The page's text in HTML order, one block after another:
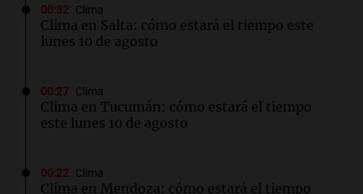
00:32 Clima
Clima en Salta: cómo estará el tiempo este
lunes 10 de agosto
00:27 Clima
Clima en Tucumán: cómo estará el tiempo
este lunes 10 de agosto
00:22 Clima
Clima en Mendoza: cómo estará el tiempo